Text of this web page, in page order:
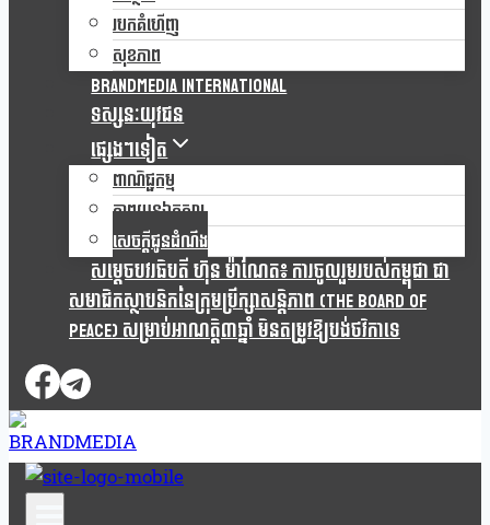
របកគំហើញ
សុខភាព
Brandmedia international
ទស្សនៈយុវជន
ផ្សេងៗទៀត
ពាណិជ្ជកម្ម
ភាពយន្តឯកសារ
សេចក្តីជូនដំណឹង
សម្តេចបវរធិបតី ហ៊ុន ម៉ាណែត៖ ការចូលរួមរបស់កម្ពុជា ជា
សមាជិកស្ថាបនិកនៃក្រុមប្រឹក្សាសន្តិភាព (The Board Of
Peace) សម្រាប់អាណត្តិ៣ឆ្នាំ មិនតម្រូវឱ្យបង់ថវិកាទេ